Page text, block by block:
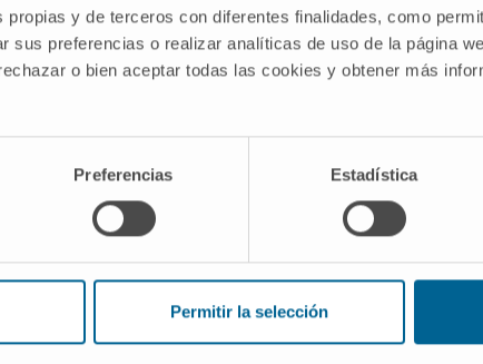
propias y de terceros con diferentes finalidades, como
sus preferencias o realizar analíticas de uso de la página
o bien aceptar todas las cookies y obtener más
Preferencias Estadística
Permitir la selección
preclínico para un ensayo
dirigidas contra el antígeno estromal
sólidos EDA positivos
de
Tumoral del Cima
por
PROYECTOS DE I+D+I PARA LA